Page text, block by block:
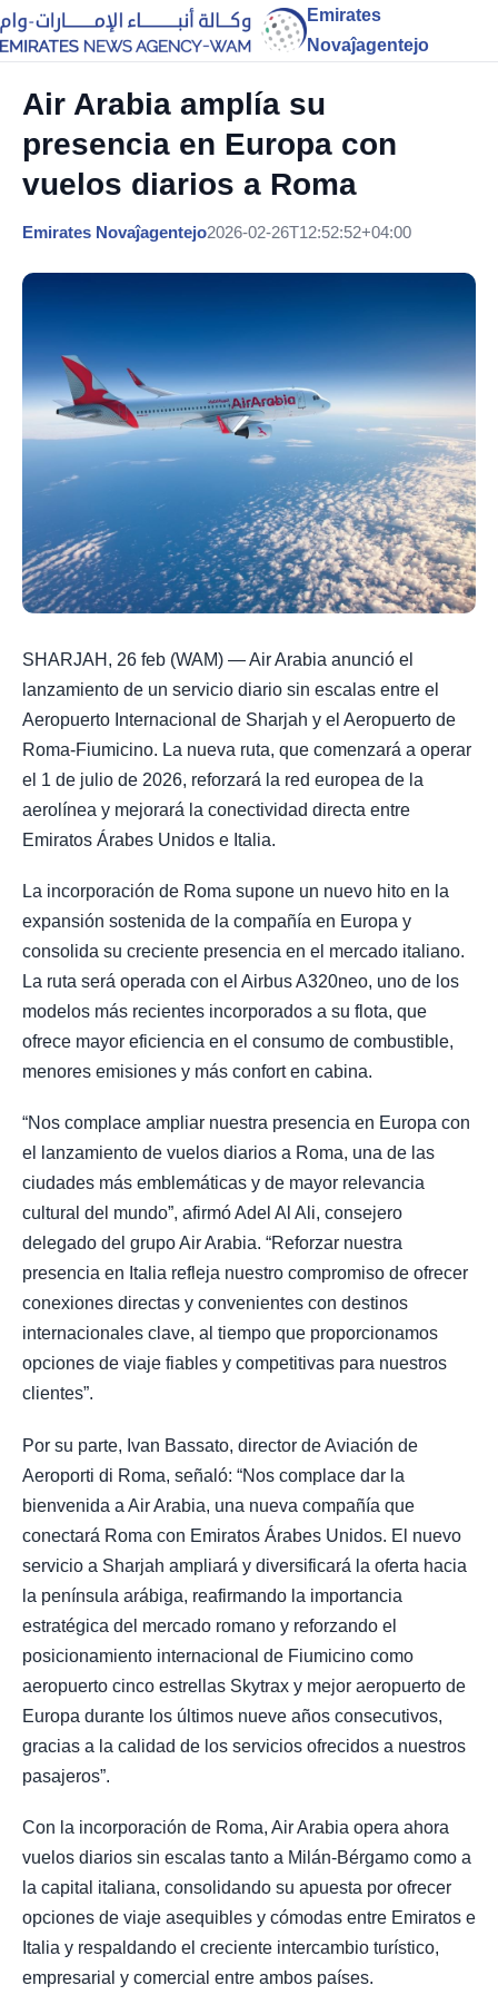
Emirates
Novaĵagentejo
Air Arabia amplía su
presencia en Europa con
vuelos diarios a Roma
Emirates Novaĵagentejo2026-02-26T12:52:52+04:00
SHARJAH, 26 feb (WAM) — Air Arabia anunció el
lanzamiento de un servicio diario sin escalas entre el
Aeropuerto Internacional de Sharjah y el Aeropuerto de
Roma-Fiumicino. La nueva ruta, que comenzará a operar
el 1 de julio de 2026, reforzará la red europea de la
aerolínea y mejorará la conectividad directa entre
Emiratos Árabes Unidos e Italia.
La incorporación de Roma supone un nuevo hito en la
expansión sostenida de la compañía en Europa y
consolida su creciente presencia en el mercado italiano.
La ruta será operada con el Airbus A320neo, uno de los
modelos más recientes incorporados a su flota, que
ofrece mayor eficiencia en el consumo de combustible,
menores emisiones y más confort en cabina.
“Nos complace ampliar nuestra presencia en Europa con
el lanzamiento de vuelos diarios a Roma, una de las
ciudades más emblemáticas y de mayor relevancia
cultural del mundo”, afirmó Adel Al Ali, consejero
delegado del grupo Air Arabia. “Reforzar nuestra
presencia en Italia refleja nuestro compromiso de ofrecer
conexiones directas y convenientes con destinos
internacionales clave, al tiempo que proporcionamos
opciones de viaje fiables y competitivas para nuestros
clientes”.
Por su parte, Ivan Bassato, director de Aviación de
Aeroporti di Roma, señaló: “Nos complace dar la
bienvenida a Air Arabia, una nueva compañía que
conectará Roma con Emiratos Árabes Unidos. El nuevo
servicio a Sharjah ampliará y diversificará la oferta hacia
la península arábiga, reafirmando la importancia
estratégica del mercado romano y reforzando el
posicionamiento internacional de Fiumicino como
aeropuerto cinco estrellas Skytrax y mejor aeropuerto de
Europa durante los últimos nueve años consecutivos,
gracias a la calidad de los servicios ofrecidos a nuestros
pasajeros”.
Con la incorporación de Roma, Air Arabia opera ahora
vuelos diarios sin escalas tanto a Milán-Bérgamo como a
la capital italiana, consolidando su apuesta por ofrecer
opciones de viaje asequibles y cómodas entre Emiratos e
Italia y respaldando el creciente intercambio turístico,
empresarial y comercial entre ambos países.